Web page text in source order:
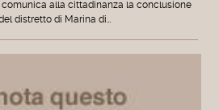
alla cittadinanza la conclusione
distretto di Marina di…